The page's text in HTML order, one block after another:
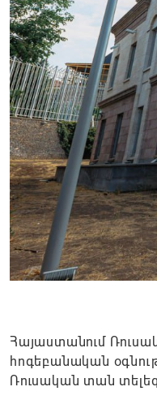
Հայաստանում
հոգեբանական
Ռուսական տան